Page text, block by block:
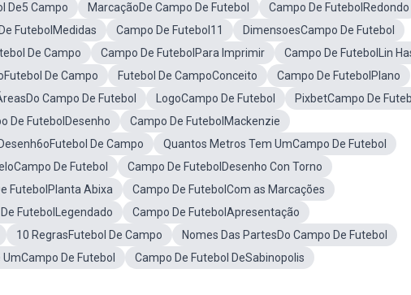
De5 Campo MarcaçãoDe Campo De Futebol
Campo De FutebolRedondo
FutebolMedidas Campo De Futebol11
DimensoesCampo De Futebol
De Campo Campo De FutebolPara Imprimir
Campo De FutebolLin
De Campo Futebol De CampoConceito
Campo De FutebolPlano
Campo De Futebol LogoCampo De Futebol
PixbetCampo De
De FutebolDesenho
Campo De FutebolMackenzie
Desenh6oFutebol De Campo
Quantos Metros Tem UmCampo De Futebol
De Futebol
Campo De FutebolDesenho Con Torno
FutebolPlanta Abixa
Campo De FutebolCom as Marcações
FutebolLegendado
Campo De FutebolApresentação
10 RegrasFutebol De Campo
Nomes Das PartesDo Campo De Futebol
UmCampo De Futebol
Campo De Futebol DeSabinopolis